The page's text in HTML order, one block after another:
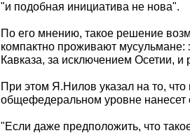
"и подобная инициатива не нова".
По его мнению, такое решение
компактно проживают мусульмане:
Кавказа, за исключением Осетии,
При этом Я.Нилов указал на то,
общефедеральном уровне нанесет
"Если даже предположить, что